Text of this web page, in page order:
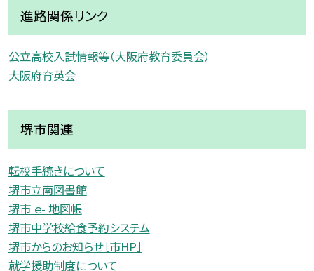
進路関係リンク
公立高校入試情報等（大阪府教育委員会）
大阪府育英会
堺市関連
転校手続きについて
堺市立南図書館
堺市 ｅ- 地図帳
堺市中学校給食予約システム
堺市からのお知らせ［市HP］
就学援助制度について